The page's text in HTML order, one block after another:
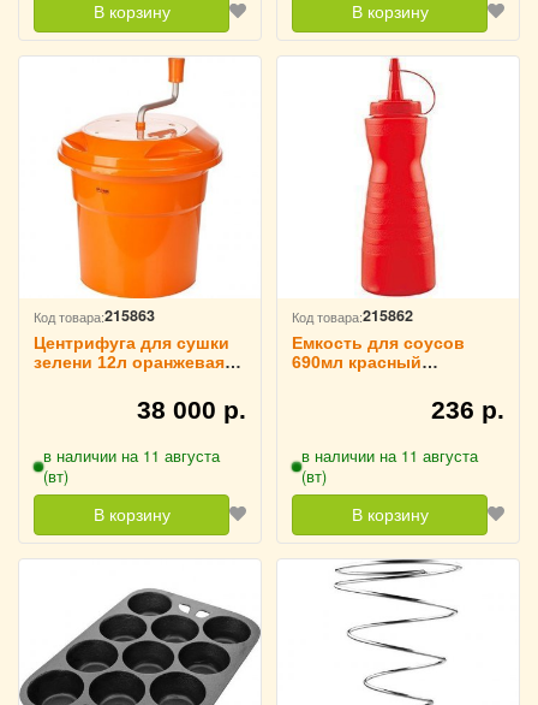
В корзину В корзину
Код товара:215863
Центрифуга для сушки
зелени 12л оранжевая
38 000 р.
в наличии на 11 августа
(вт)
В корзину
Код товара:215862
Емкость для соусов
690мл красный
236 р.
в наличии на 11 августа
(вт)
В корзину